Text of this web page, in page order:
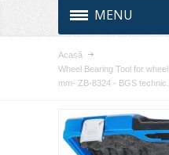
MENU
Acasă
Wheel Bearing Tool for
mm- ZB-8324 - BGS technic.